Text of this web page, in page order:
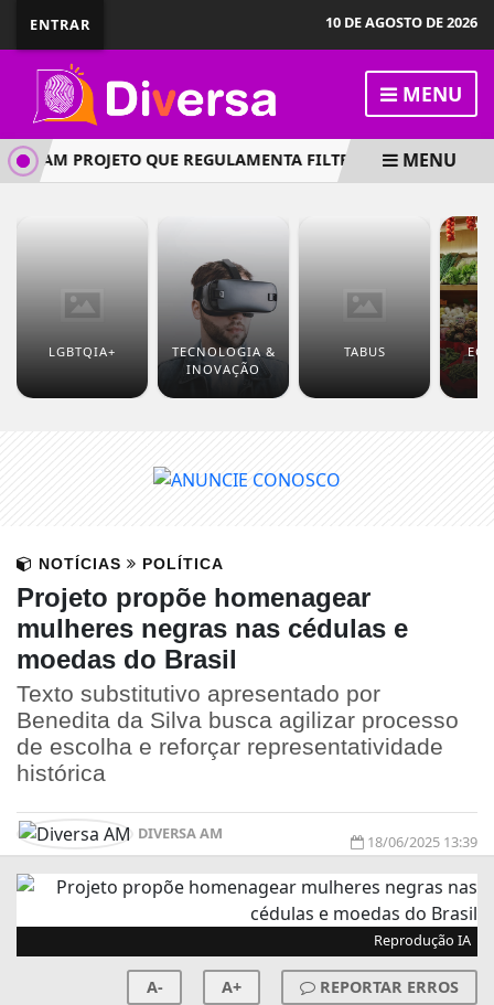
ENTRAR 10 DE AGOSTO DE 2026
MENU
PROJETO QUE REGULAMENTA FILTRO DE RELEVÂNCIA
MENU
LGBTQIA+
TECNOLOGIA &
INOVAÇÃO
TABUS
NOTÍCIAS POLÍTICA
Projeto propõe homenagear
mulheres negras nas cédulas e
moedas do Brasil
Texto substitutivo apresentado por
Benedita da Silva busca agilizar processo
de escolha e reforçar representatividade
histórica
DIVERSA AM 18/06/2025 13:39
Reprodução IA
A- A+ REPORTAR ERROS